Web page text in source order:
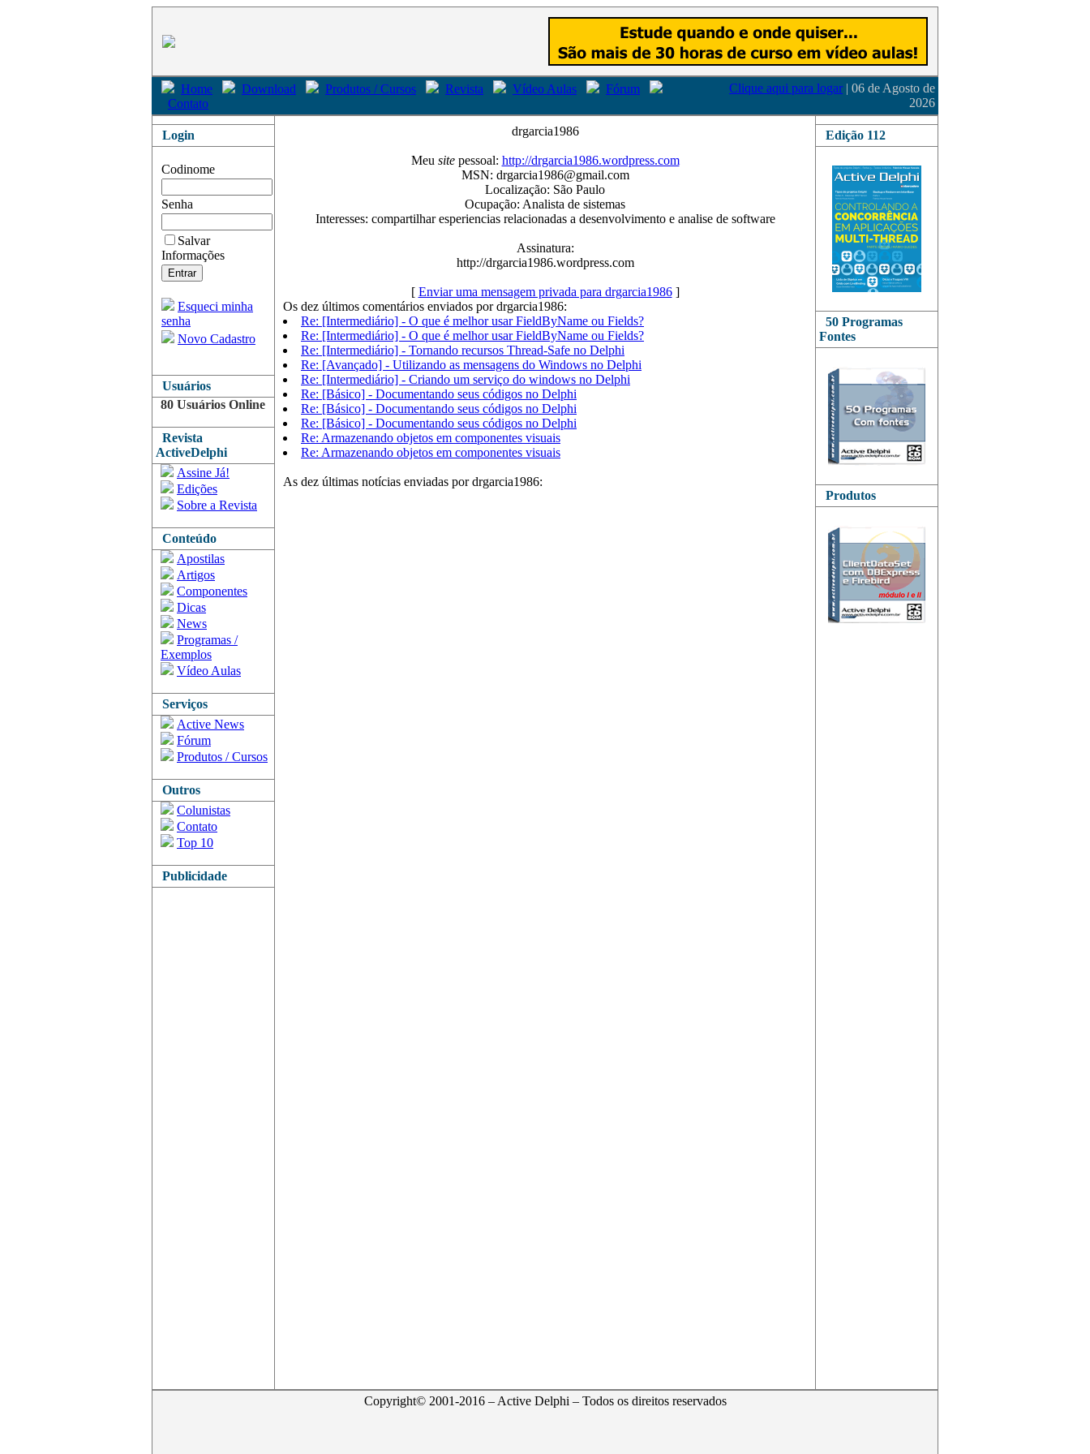
Home Download Produtos / Cursos Revista Vídeo Aulas
Fórum
Contato
Clique aqui para logar | 06 de Agosto de
2026
Login
Codinome
Senha
Salvar
Informações
Esqueci minha
senha
Novo Cadastro
Usuários
80 Usuários Online
Revista
ActiveDelphi
Assine Já!
Edições
Sobre a Revista
Conteúdo
Apostilas
Artigos
Componentes
Dicas
News
Programas /
Exemplos
Vídeo Aulas
Serviços
Active News
Fórum
Produtos / Cursos
Outros
Colunistas
Contato
Top 10
Publicidade
drgarcia1986
Meu sitepessoal: http://drgarcia1986.wordpress.com
MSN: drgarcia1986@gmail.com
Localização: São Paulo
Ocupação: Analista de sistemas
Interesses: compartilhar esperiencias relacionadas a desenvolvimento e analise de software
Assinatura:
http://drgarcia1986.wordpress.com
[ Enviar uma mensagem privada para drgarcia1986]
Os dez últimos comentários enviados por drgarcia1986:
Re: [Intermediário] - O que é melhor usar FieldByName ou Fields?
Re: [Intermediário] - O que é melhor usar FieldByName ou Fields?
Re: [Intermediário] - Tornando recursos Thread-Safe no Delphi
Re: [Avançado] - Utilizando as mensagens do Windows no Delphi
Re: [Intermediário] - Criando um serviço do windows no Delphi
Re: [Básico] - Documentando seus códigos no Delphi
Re: [Básico] - Documentando seus códigos no Delphi
Re: [Básico] - Documentando seus códigos no Delphi
Re: Armazenando objetos em componentes visuais
Re: Armazenando objetos em componentes visuais
As dez últimas notícias enviadas por drgarcia1986:
Edição 112
50 Programas
Fontes
Produtos
Copyright© 2001-2016 – Active Delphi – Todos os direitos reservados